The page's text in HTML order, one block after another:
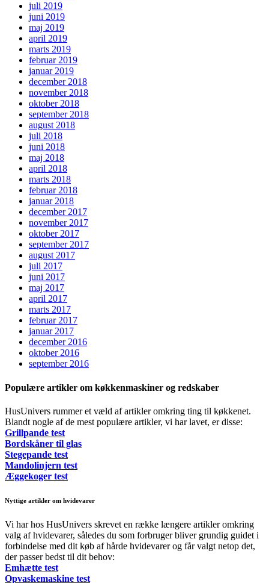
juli 2019
juni 2019
maj 2019
april 2019
marts 2019
februar 2019
januar 2019
december 2018
november 2018
oktober 2018
september 2018
august 2018
juli 2018
juni 2018
maj 2018
april 2018
marts 2018
februar 2018
januar 2018
december 2017
november 2017
oktober 2017
september 2017
august 2017
juli 2017
juni 2017
maj 2017
april 2017
marts 2017
februar 2017
januar 2017
december 2016
oktober 2016
september 2016
Populære artikler om køkkenmaskiner og redskaber
HusUnivers rummer et væld af artikler omkring ting til køkkenet.
Blandt nogle af de mest populære artikler, vi har lavet, er disse:
Grillpande test
Bordskåner til glas
Stegepande test
Mandolinjern test
Æggekoger test
Nyttige artikler om hvidevarer
Vi har hos HusUnivers skrevet en række længere artikler omkring
valg af hvidevarer, således du som forbruger bliver grundig guidet i
forbindelse med dit køb af hårde hvidevarer og får valgt netop det,
der passer bedst til dit behov:
Emhætte test
Opvaskemaskine test